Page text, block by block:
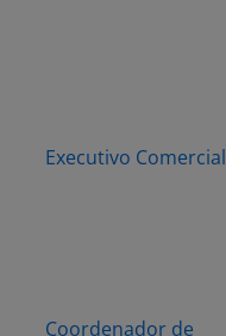
Executivo Comercial
Coordenador de